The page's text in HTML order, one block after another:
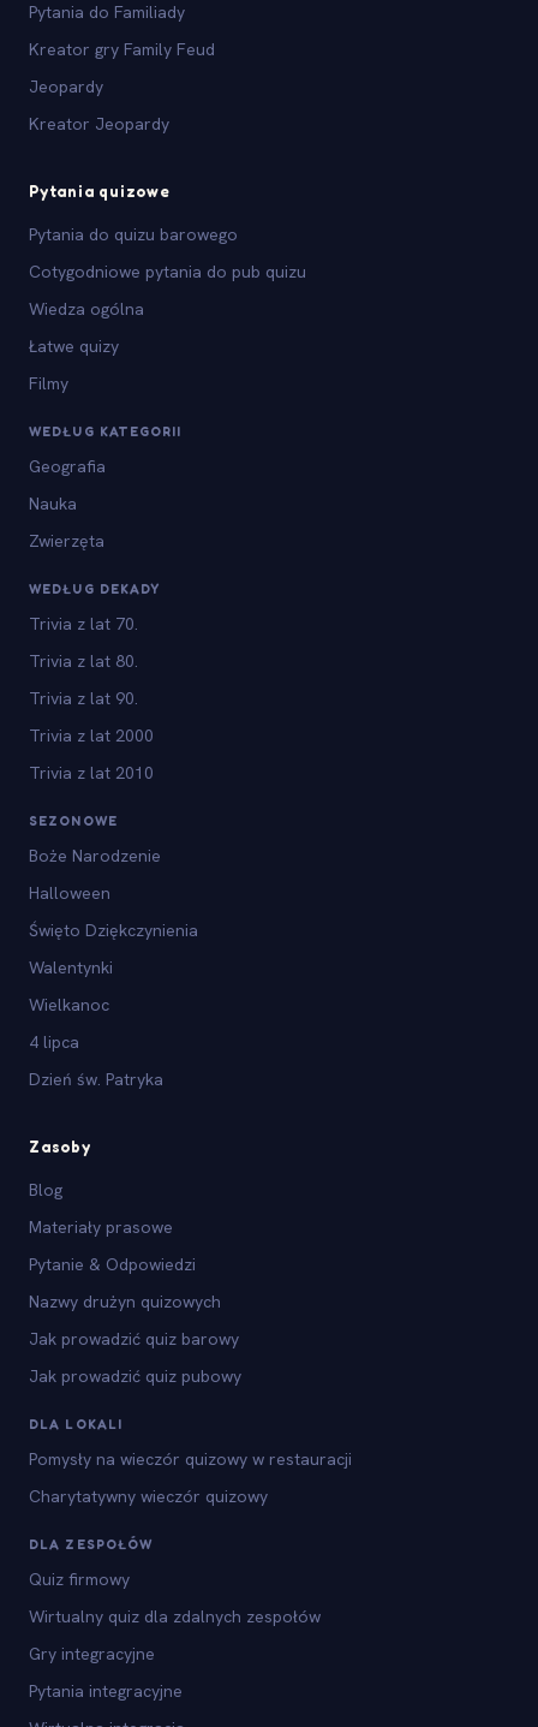
Pytania do Familiady
Kreator gry Family Feud
Jeopardy
Kreator Jeopardy
Pytania quizowe
Pytania do quizu barowego
Cotygodniowe pytania do pub quizu
Wiedza ogólna
Łatwe quizy
Filmy
WEDŁUG KATEGORII
Geografia
Nauka
Zwierzęta
WEDŁUG DEKADY
Trivia z lat 70.
Trivia z lat 80.
Trivia z lat 90.
Trivia z lat 2000
Trivia z lat 2010
SEZONOWE
Boże Narodzenie
Halloween
Święto Dziękczynienia
Walentynki
Wielkanoc
4 lipca
Dzień św. Patryka
Zasoby
Blog
Materiały prasowe
Pytanie & Odpowiedzi
Nazwy drużyn quizowych
Jak prowadzić quiz barowy
Jak prowadzić quiz pubowy
DLA LOKALI
Pomysły na wieczór quizowy w restauracji
Charytatywny wieczór quizowy
DLA ZESPOŁÓW
Quiz firmowy
Wirtualny quiz dla zdalnych zespołów
Gry integracyjne
Pytania integracyjne